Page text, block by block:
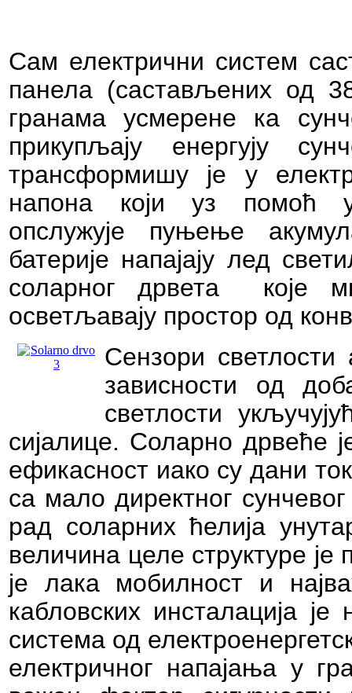
Сам електрични систем
панела (састављених од
гранама усмерене ка
прикупљају енергују
трансформишу је у
напона који уз помоћ
опслужује пуњење
батерије напајају лед
соларног дрвета
које
осветљавају простор од
Сензори
зависности од
светлости
сијалице. Соларно дрвеће
ефикасност иако су дани
са мало директног
рад соларних ћелија
величина целе структуре
је лака мобилност и
кабловских инсталација
система од
електричног напајања у